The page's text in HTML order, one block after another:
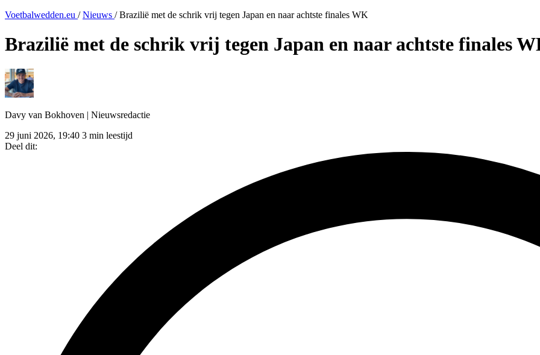
Voetbalwedden.eu / Nieuws / Brazilië met de schrik vrij tegen Japan en naar achtste finales WK
Brazilië met de schrik vrij tegen Japan en naar achtste finales
Davy van Bokhoven | Nieuwsredactie
29 juni 2026, 19:40 3 min leestijd
Deel dit: